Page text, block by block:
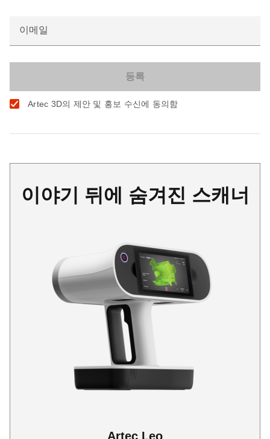
이메일
Artec 3D의 제안 및 홍보 수신에 동의함
이야기 뒤에 숨겨진 스캐너
Artec Leo